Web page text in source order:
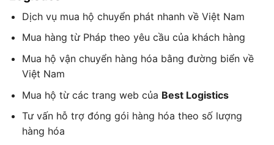
Dịch vụ mua hộ chuyển phát nhanh về Việt Nam
Mua hàng từ Pháp theo yêu cầu của khách hàng
Mua hộ vận chuyển hàng hóa bằng đường biển về
Việt Nam
Mua hộ từ các trang web của Best Logistics
Tư vấn hỗ trợ đóng gói hàng hóa theo số lượng
hàng hóa